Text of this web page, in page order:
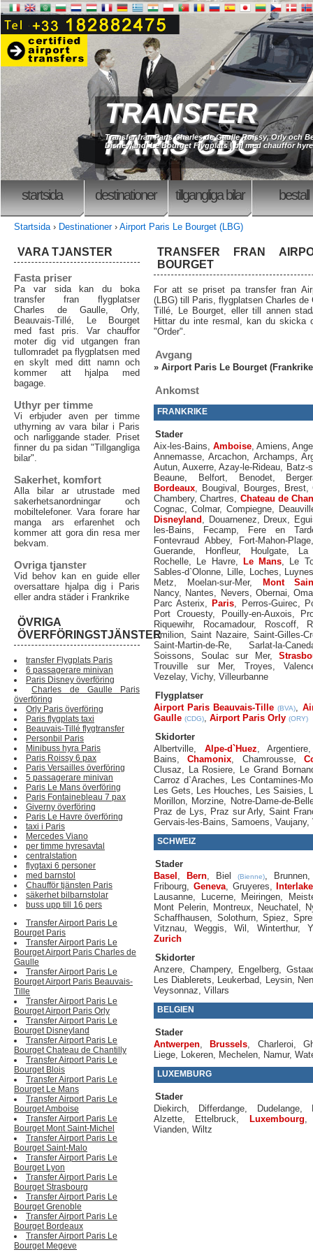
TRANSFER
PARIS CDG
Transfer från Paris Charles de Gaulle Roissy, Orly och
Disneyland, Le Bourget Flygplats | bil med chaufför
startsida destinationer tillgangliga bilar bestall
Startsida› Destinationer› Airport Paris Le Bourget (LBG)
TRANSFER FRAN
BOURGET
For att se priset pa transfer fran
(LBG) till Paris, flygplatsen Charles de
Tillé, Le Bourget, eller till annen
Hittar du inte resmal, kan du skicka
"Order".
Avgang
» Airport Paris Le Bourget
Ankomst
FRANKRIKE
Stader
Aix-les-Bains, Amboise, Amiens,
Annemasse,Arcachon, Archamps,
Autun,Auxerre,Azay-le-Rideau, Batz-
Beaune, Belfort, Benodet,
Bordeaux, Bougival , Bourges, Brest,
Chambery,Chartres, Chateau de
Cognac, Colmar, Compiegne,
Disneyland , Douarnenez, Dreux,
les-Bains, Fecamp,
Fere en
Fontevraud Abbey, Fort-Mahon-Plage
Guerande, Honfleur, Houlgate,
La
Rochelle, Le Havre, Le Mans,
Le
Sables-d`Olonne, Lille, Loches,
Metz, Moelan-sur-Mer,
Mont
Nancy, Nantes, Nevers,Obernai,
Parc Asterix, Paris, Perros-Guirec,
Port Crouesty, Pouilly-en-Auxois,
Riquewihr, Rocamadour, Roscoff,
Emilion, Saint Nazaire, Saint-Gilles-
Saint-Martin-de-Re, Sarlat-la-
Soissons, Soulac sur Mer,
Trouville sur Mer, Troyes,
Vezelay, Vichy, Villeurbanne
Flygplatser
Airport Paris Beauvais-Tille (BVA),
Gaulle (CDG), Airport Paris Orly (ORY)
Skidorter
Albertville, Alpe-d`Huez,Argentiere
Bains,Chamonix, Chamrousse,
Clusaz, La Rosiere, Le Grand
Carroz d`Araches, Les Contamines-
Les Gets, Les Houches, Les Saisies,
Morillon, Morzine, Notre-Dame-de-
Praz de Lys, Praz sur Arly,Saint
Gervais-les-Bains, Samoens, Vaujany,
SCHWEIZ
Stader
Basel , Bern, Biel (Bienne), Brunnen
Fribourg, Geneva, Gruyeres,
Lausanne, Lucerne, Meiringen,
Mont Pelerin, Montreux, Neuchatel ,
Schaffhausen, Solothurn,Spiez,
Vitznau,Weggis,Wil , Winterthur,
Zurich
Skidorter
Anzere, Champery, Engelberg,
Les Diablerets, Leukerbad, Leysin,
Veysonnaz, Villars
BELGIEN
Stader
Antwerpen, Brussels, Charleroi,
Liege, Lokeren, Mechelen, Namur,
LUXEMBURG
Stader
Diekirch, Differdange, Dudelange,
Alzette, Ettelbruck, Luxembourg
Vianden, Wiltz
VARA TJANSTER
Fasta priser
Pa var sida kan du boka
transfer fran flygplatser
Charles de Gaulle, Orly,
Beauvais-Tillé, Le Bourget
med fast pris. Var chauffor
moter dig vid utgangen fran
tullomradet pa flygplatsen med
en skylt med ditt namn och
kommer att hjalpa med
bagage.
Uthyr per timme
Vi erbjuder aven per timme
uthyrning av vara bilar i Paris
och narliggande stader. Priset
finner du pa sidan "Tillgangliga
bilar".
Sakerhet, komfort
Alla bilar ar utrustade med
sakerhetsanordningar och
mobiltelefoner. Vara forare har
manga ars erfarenhet och
kommer att gora din resa mer
bekvam.
Ovriga tjanster
Vid behov kan en guide eller
oversattare hjalpa dig i Paris
eller andra städer i Frankrike
ÖVRIGA
ÖVERFÖRINGSTJÄNSTER
transfer Flygplats Paris
6 passagerare minivan
Paris Disney överföring
Charles de Gaulle Paris
överföring
Orly Paris överföring
Paris flygplats taxi
Beauvais-Tillé flygtransfer
Personbil Paris
Minibuss hyra Paris
Paris Roissy 6 pax
Paris Versailles överföring
5 passagerare minivan
Paris Le Mans överföring
Paris Fontainebleau 7 pax
Giverny överföring
Paris Le Havre överföring
taxi i Paris
Mercedes Viano
per timme hyresavtal
centralstation
flygtaxi 6 personer
med barnstol
Chaufför tjänsten Paris
säkerhet bilbarnstolar
buss upp till 16 pers
Transfer Airport Paris Le
Bourget Paris
Transfer Airport Paris Le
Bourget Airport Paris Charles de
Gaulle
Transfer Airport Paris Le
Bourget Airport Paris Beauvais-
Tille
Transfer Airport Paris Le
Bourget Airport Paris Orly
Transfer Airport Paris Le
Bourget Disneyland
Transfer Airport Paris Le
Bourget Chateau de Chantilly
Transfer Airport Paris Le
Bourget Blois
Transfer Airport Paris Le
Bourget Le Mans
Transfer Airport Paris Le
Bourget Amboise
Transfer Airport Paris Le
Bourget Mont Saint-Michel
Transfer Airport Paris Le
Bourget Saint-Malo
Transfer Airport Paris Le
Bourget Lyon
Transfer Airport Paris Le
Bourget Strasbourg
Transfer Airport Paris Le
Bourget Grenoble
Transfer Airport Paris Le
Bourget Bordeaux
Transfer Airport Paris Le
Bourget Megeve